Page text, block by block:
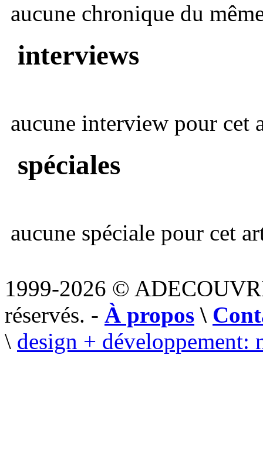
aucune chronique du
interviews
aucune interview pour cet
spéciales
aucune spéciale pour cet
1999-2026 ©
réservés. - À propos \
\ design + développement: